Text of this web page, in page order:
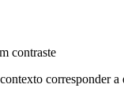
contraste
corresponder a